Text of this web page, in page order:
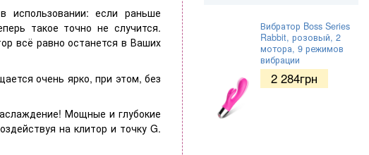
если раньше
такое точно не случится.
всё равно останется в Ваших
очень ярко, при этом, без
Мощные и глубокие
на клитор и точку G.
Вибратор Boss Series
Rabbit, розовый, 2
мотора, 9 режимов
вибрации
2 284грн